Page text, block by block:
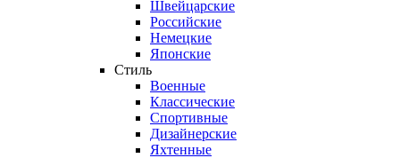
Швейцарские
Российские
Немецкие
Японские
Стиль
Военные
Классические
Спортивные
Дизайнерские
Яхтенные